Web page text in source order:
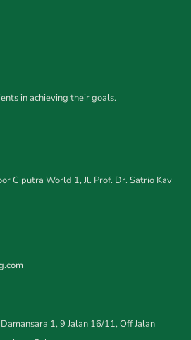
in achieving their goals.
Ciputra World 1, Jl. Prof. Dr. Satrio Kav
1, 9 Jalan 16/11, Off Jalan